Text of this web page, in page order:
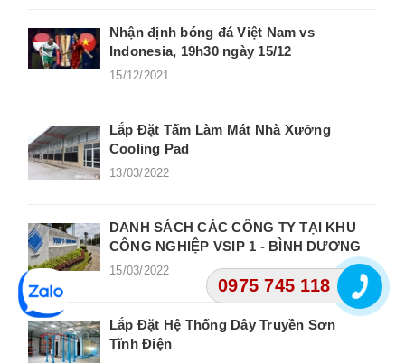
Nhận định bóng đá Việt Nam vs
Indonesia, 19h30 ngày 15/12
15/12/2021
Lắp Đặt Tấm Làm Mát Nhà Xưởng
Cooling Pad
13/03/2022
DANH SÁCH CÁC CÔNG TY TẠI KHU
CÔNG NGHIỆP VSIP 1 - BÌNH DƯƠNG
15/03/2022
Lắp Đặt Hệ Thống Dây Truyền Sơn
Tĩnh Điện
0975 745 118